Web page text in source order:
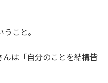
こと。
は「自分のことを結構皆